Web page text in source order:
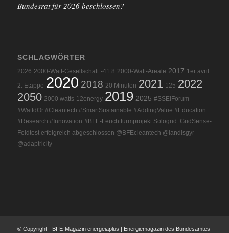
Bundesrat für 2026 beschlossen?
SCHLAGWÖRTER
2026 2000-Watt-Gesellschaft -41.8 2000-Watt-Areale 2017 1er avril
2. Etappe 2020 2018 20 Minuten 2021 125 2022
2050 2000 watts 12energy 2019 2025 #SSEIForum
#WattdOr #Cleantech #SmartSustainable #AddingValue #Education
#Research #Innovation #BFE-Leuchtturmprojekt Sologrid: GridSense-
Feldtest erfolgreich abgeschlossen @BFEcleantech @landisgyr
@adaptricity
© Copyright - BFE-Magazin energeiaplus | Energiemagazin des Bundesamtes